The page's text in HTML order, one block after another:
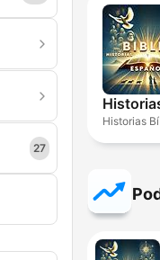
27
Historias